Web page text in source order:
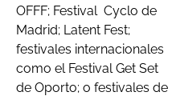
OFFF; Festival Cyclo de
Madrid; Latent Fest;
festivales internacionales
como el Festival Get Set
de Oporto; o festivales de